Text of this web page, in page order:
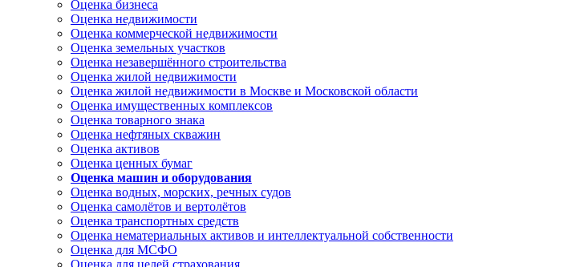
Оценка бизнеса
Оценка недвижимости
Оценка коммерческой недвижимости
Оценка земельных участков
Оценка незавершённого строительства
Оценка жилой недвижимости
Оценка жилой недвижимости в Москве и Московской области
Оценка имущественных комплексов
Оценка товарного знака
Оценка нефтяных скважин
Оценка активов
Оценка ценных бумаг
Оценка машин и оборудования
Оценка водных, морских, речных судов
Оценка самолётов и вертолётов
Оценка транспортных средств
Оценка нематериальных активов и интеллектуальной собственности
Оценка для МСФО
Оценка для целей страхования